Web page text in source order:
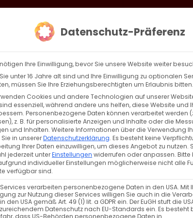
Zurück
9
Datenschutz-Präferenz
Ihre Einwilligung, bevor Sie unsere Website weiter
unter 16 Jahre alt sind und Ihre Einwilligung zu optionalen
müssen Sie Ihre Erziehungsberechtigten um Erlaubnis bitten.
Cookies und andere Technologien auf unserer
essenziell, während andere uns helfen, diese Website und
Personenbezogene Daten können verarbeitet werden
z. B. für personalisierte Anzeigen und Inhalte oder die
und Inhalten. Weitere Informationen über die Verwendung
in unsererDatenschutzerklärung. Es besteht keine
Ihrer Daten einzuwilligen, um dieses Angebot zu nutzen.
jederzeit unterEinstellungen widerrufen oder anpassen. Bitte
individueller Einstellungen möglicherweise nicht alle
verfügbar sind.
verarbeiten personenbezogene Daten in den USA. Mit
zur Nutzung dieser Services willigen Sie auch in die
den USA gemäß Art. 49 (1) lit. a GDPR ein. Der EuGH stuft die
Datenschutz nach EU-Standards ein. Es besteht
dass US-Behörden personenbezogene Daten in